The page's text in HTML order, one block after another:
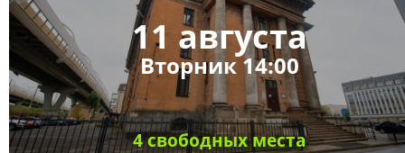
11 августа
Вторник 14:00
4 свободных места